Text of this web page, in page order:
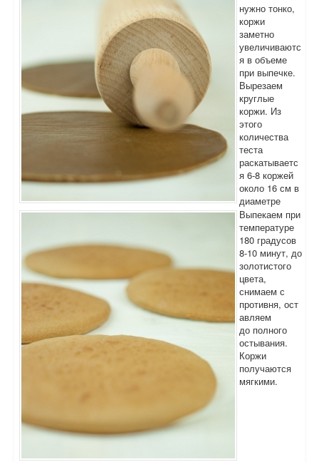
нужно тонко,
коржи
заметно
увеличиваютс
я в объеме
при выпечке.
Вырезаем
круглые
коржи. Из
этого
количества
теста
раскатываетс
я 6-8 коржей
около 16 см в
диаметре
Выпекаем при
температуре
180 градусов
8-10 минут, до
золотистого
цвета,
снимаем с
противня, ост
авляем
до полного
остывания.
Коржи
получаются
мягкими.